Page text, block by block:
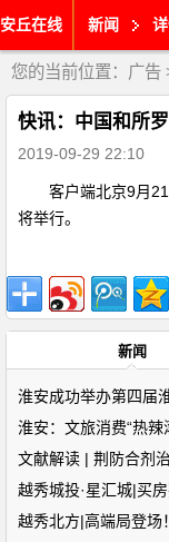
安丘在线 新闻
您的当前位置： 广告
快讯：中国和所
2019-09-29 22:10
客户端北京9月21
将举行。
新闻
淮安：文旅消费“热
文献解读 | 荆防合剂
越秀城投·星汇城|买
越秀北方|高端局登场